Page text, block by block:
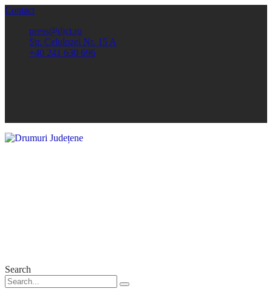
Contact
press@djct.ro
Str. Celulozei Nr. 15 A
+40 241 630 696
Search